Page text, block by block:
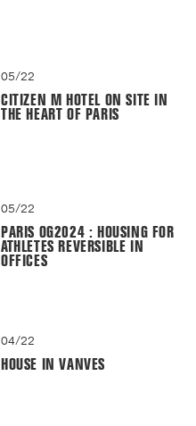
05/22
CITIZEN M HOTEL ON SITE IN
THE HEART OF PARIS
05/22
PARIS OG2024 : HOUSING FOR
ATHLETES REVERSIBLE IN
OFFICES
04/22
HOUSE IN VANVES